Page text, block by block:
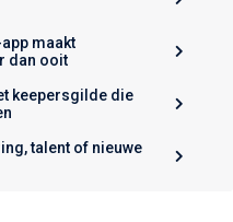
maakt
dan ooit
keepersgilde die
talent of nieuwe